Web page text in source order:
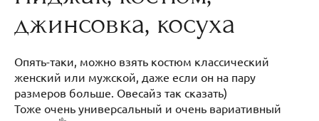
джинсовка, косуха
Опять-таки, можно взять костюм классический
женский или мужской, даже если он на пару
размеров больше. Овесайз так сказать)
Тоже очень универсальный и очень вариативный